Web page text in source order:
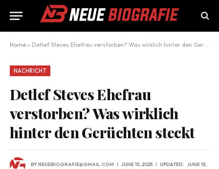
Home » Detlef Steves Ehefrau verstorben? Was wirklich hinter den Gerüchten steckt
NACHRICHT
Detlef Steves Ehefrau
verstorben? Was wirklich
hinter den Gerüchten steckt
BYNEUEBIOGRAFIE@GMAIL.COM JUNE 15, 2025 UPDATED: JUNE 15,